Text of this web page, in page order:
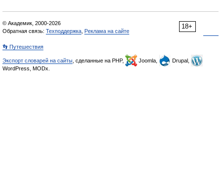
18+
© Академик, 2000-2026
Обратная связь: Техподдержка Реклама на сайте
👣 Путешествия
Экспорт словарей на сайты , сделанные на PHP, Joomla,
Drupal,
WordPress, MODx.